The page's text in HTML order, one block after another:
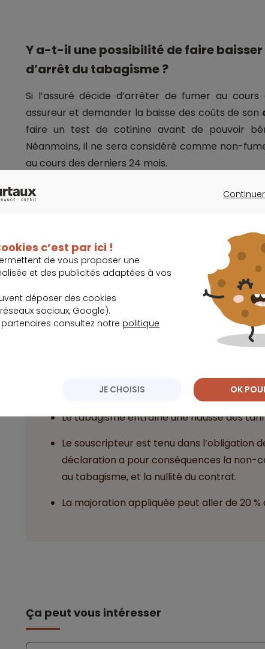
Y a-t-il une possibilité de faire baisser
d’arrêt du tabagisme ?
Si l’assuré décide d’arrêter de fumer au
assureur et demander la baisse des coûts de son
faire un test de cotinine avant de pouvoir
Néanmoins, il ne sera considéré comme non-
au cours des derniers 24 mois.
Par ailleurs, depuis l’entrée en vigueur de la
moment résilier son contrat d’assurance
condition que celle-ci comporte les mêmes
Quelques assureurs n’appliquent cependant
des fumeurs. L’emprunteur a ainsi tout
avant de signer son contrat d’assurance de prêt
A retenir
Le tabagisme entraîne une hausse des
Le souscripteur est tenu dans l’obligation
déclaration a pour conséquences la non-
au tabagisme, et la nullité du contrat.
La majoration appliquée peut aller de 20 %
Ça peut vous intéresser
c’est par ici !
de vous proposer une
et des publicités adaptées à vos
déposer des cookies
sociaux, Google).
consultez notre politique
JE CHOISIS OK